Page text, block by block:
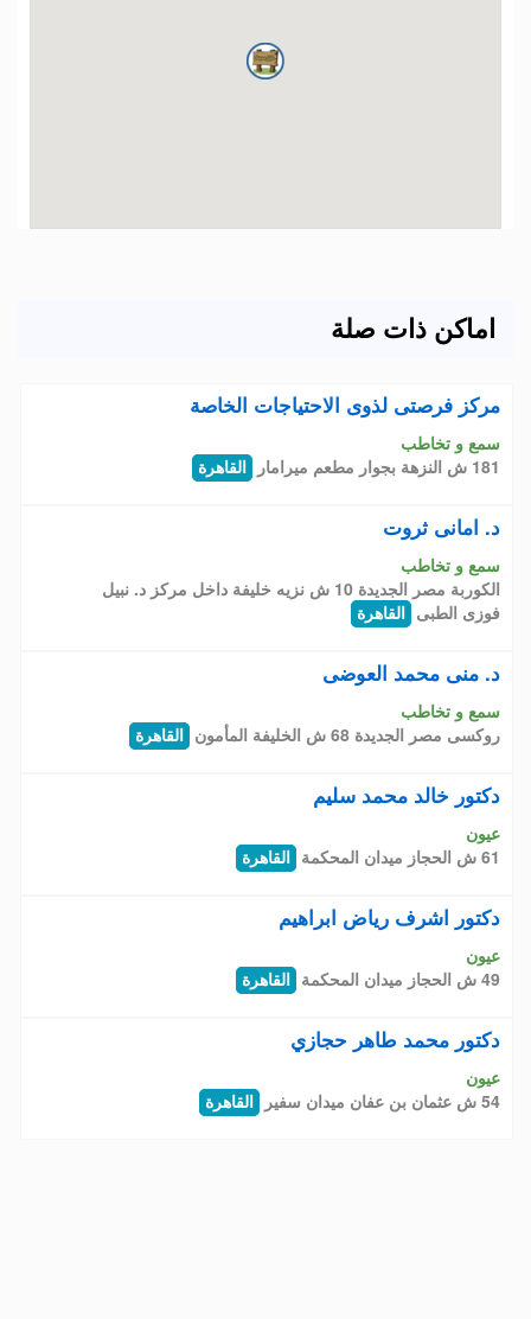
اماكن ذات صلة
مركز فرصتى لذوى الاحتياجات الخاصة
سمع و تخاطب
181 ش النزهة بجوار مطعم ميرامار
القاهرة
د. امانى ثروت
سمع و تخاطب
الكوربة مصر الجديدة 10 ش نزيه خليفة داخل مركز د. نبيل
فوزى الطبى
القاهرة
د. منى محمد العوضى
سمع و تخاطب
روكسى مصر الجديدة 68 ش الخليفة المأمون
القاهرة
دكتور خالد محمد سليم
عيون
61 ش الحجاز ميدان المحكمة
القاهرة
دكتور اشرف رياض ابراهيم
عيون
49 ش الحجاز ميدان المحكمة
القاهرة
دكتور محمد طاهر حجازي
عيون
54 ش عثمان بن عفان ميدان سفير
القاهرة